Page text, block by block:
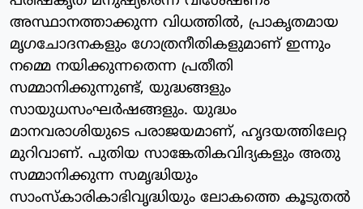
അസ്ഥാനത്താക്കുന്ന വിധത്തിൽ, പ്രാകൃതമായ
മൃഗചോദനകളും ഗോത്രനീതികളുമാണ് ഇന്നും
നമ്മെ നയിക്കുന്നതെന്ന പ്രതീതി
സമ്മാനിക്കുന്നുണ്ട്, യുദ്ധങ്ങളും
സായുധസംഘർഷങ്ങളും. യുദ്ധം
മാനവരാശിയുടെ പരാജയമാണ്, ഹൃദയത്തിലേറ്റ
മുറിവാണ്. പുതിയ സാങ്കേതികവിദ്യകളും അതു
സമ്മാനിക്കുന്ന സമൃദ്ധിയും
സാംസ്കാരികാഭിവൃദ്ധിയും ലോകത്തെ കൂടുതൽ